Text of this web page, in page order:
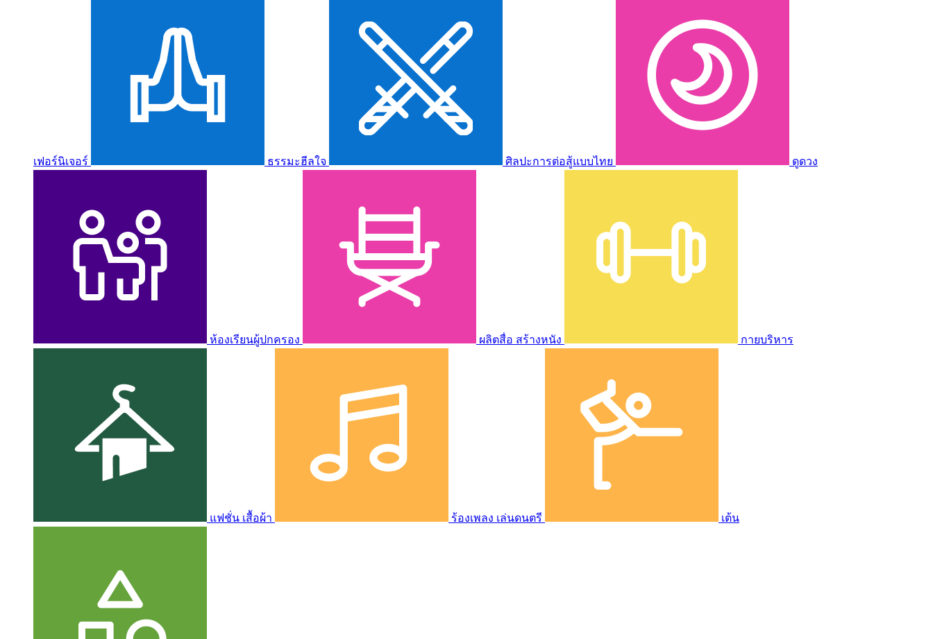
เฟอร์นิเจอร์ ธรรมะฮีลใจ ศิลปะการต่อสู้แบบไทย ดูดวง
ห้องเรียนผู้ปกครอง ผลิตสื่อ สร้างหนัง กายบริหาร
แฟชั่น เสื้อผ้า ร้องเพลง เล่นดนตรี เต้น